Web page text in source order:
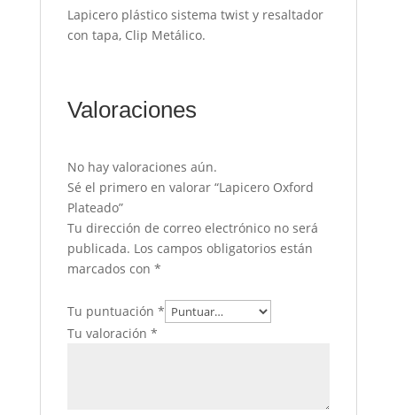
Lapicero plástico sistema twist y resaltador
con tapa, Clip Metálico.
Valoraciones
No hay valoraciones aún.
Sé el primero en valorar “Lapicero Oxford
Plateado”
Tu dirección de correo electrónico no será
publicada. Los campos obligatorios están
marcados con *
Tu puntuación *
Tu valoración *